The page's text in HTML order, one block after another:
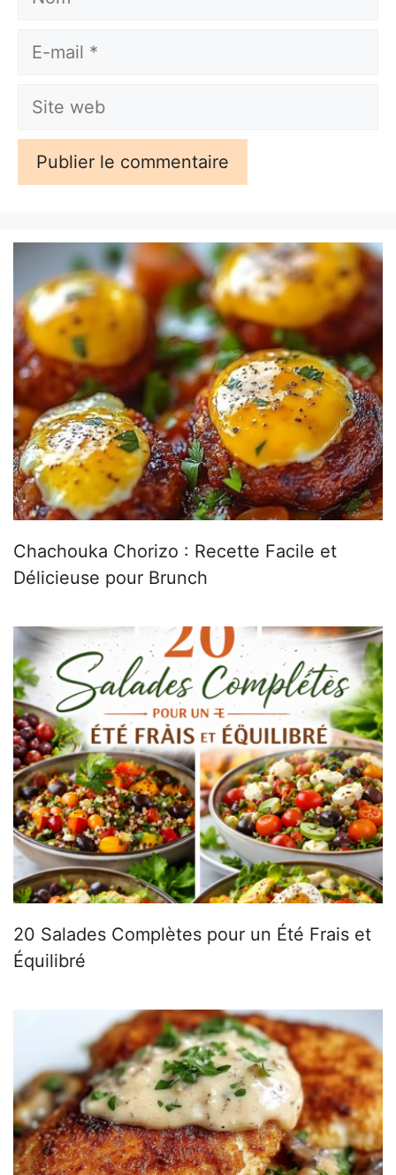
E-
Site
Chachouka Chorizo : Recette Facile et
Délicieuse pour Brunch
20 Salades Complètes pour un Été Frais et
Équilibré